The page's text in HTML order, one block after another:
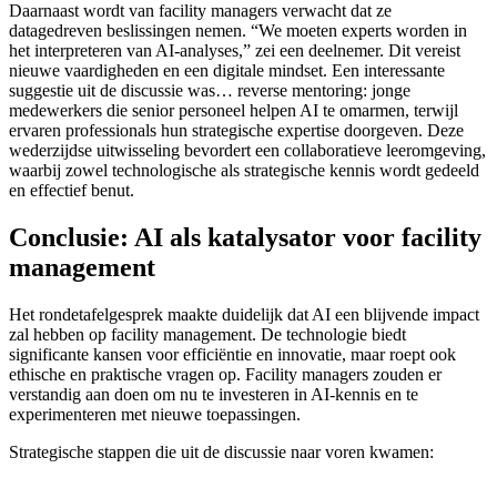
Daarnaast wordt van facility managers verwacht dat ze
datagedreven beslissingen nemen. “We moeten experts worden in
het interpreteren van AI-analyses,” zei een deelnemer. Dit vereist
nieuwe vaardigheden en een digitale mindset. Een interessante
suggestie uit de discussie was… reverse mentoring: jonge
medewerkers die senior personeel helpen AI te omarmen, terwijl
ervaren professionals hun strategische expertise doorgeven. Deze
wederzijdse uitwisseling bevordert een collaboratieve leeromgeving,
waarbij zowel technologische als strategische kennis wordt gedeeld
en effectief benut.
Conclusie: AI als katalysator voor facility
management
Het rondetafelgesprek maakte duidelijk dat AI een blijvende impact
zal hebben op facility management. De technologie biedt
significante kansen voor efficiëntie en innovatie, maar roept ook
ethische en praktische vragen op. Facility managers zouden er
verstandig aan doen om nu te investeren in AI-kennis en te
experimenteren met nieuwe toepassingen.
Strategische stappen die uit de discussie naar voren kwamen: